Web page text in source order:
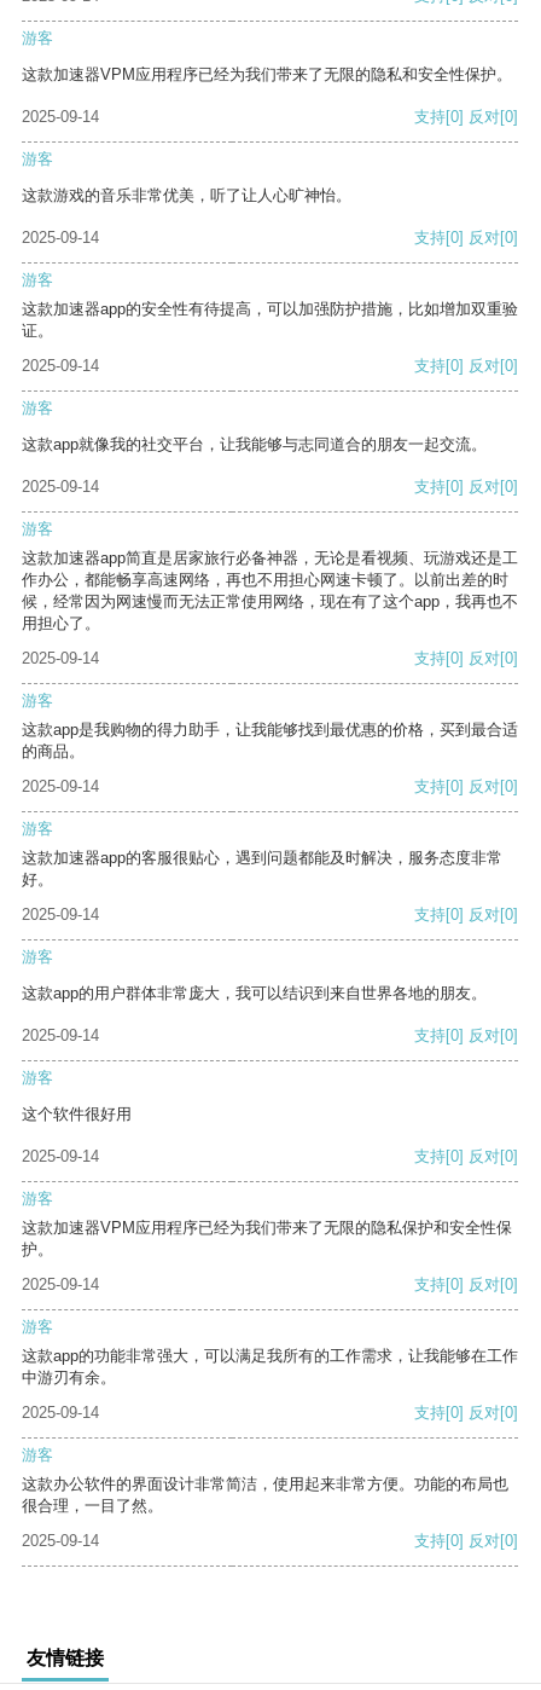
游客
这款加速器VPM应用程序已经为我们带来了无限的隐私和安全性保护。
2025-09-14 支持[0] 反对[0]
游客
这款游戏的音乐非常优美，听了让人心旷神怡。
2025-09-14 支持[0] 反对[0]
游客
这款加速器app的安全性有待提高，可以加强防护措施，比如增加双重验
证。
2025-09-14
支持[0] 反对[0]
游客
这款app就像我的社交平台，让我能够与志同道合的朋友一起交流。
2025-09-14 支持[0] 反对[0]
游客
这款加速器app简直是居家旅行必备神器，无论是看视频、玩游戏还是工
作办公，都能畅享高速网络，再也不用担心网速卡顿了。以前出差的时
候，经常因为网速慢而无法正常使用网络，现在有了这个app，我再也不
用担心了。
2025-09-14
支持[0] 反对[0]
游客
这款app是我购物的得力助手，让我能够找到最优惠的价格，买到最合适
的商品。
2025-09-14
支持[0] 反对[0]
游客
这款加速器app的客服很贴心，遇到问题都能及时解决，服务态度非常
好。
2025-09-14
支持[0] 反对[0]
游客
这款app的用户群体非常庞大，我可以结识到来自世界各地的朋友。
2025-09-14 支持[0] 反对[0]
游客
这个软件很好用
2025-09-14 支持[0] 反对[0]
游客
这款加速器VPM应用程序已经为我们带来了无限的隐私保护和安全性保
护。
2025-09-14
支持[0] 反对[0]
游客
这款app的功能非常强大，可以满足我所有的工作需求，让我能够在工作
中游刃有余。
2025-09-14
支持[0] 反对[0]
游客
这款办公软件的界面设计非常简洁，使用起来非常方便。功能的布局也
很合理，一目了然。
2025-09-14
支持[0] 反对[0]
友情链接